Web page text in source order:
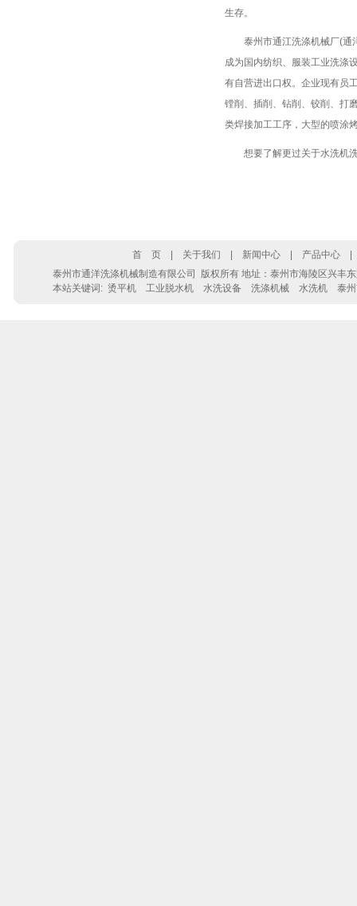
生存。
泰州市通江洗涤机械厂(通洋
成为国内纺织、服装工业洗涤
有自营进出口权。企业现有员
镗削、插削、钻削、铰削、打
类焊接加工工序，大型的喷涂
想要了解更过关于水洗机洗
首 页 关于我们 新闻中心 产品中心
泰州市通洋洗涤机械制造有限公司 版权所有 地址：泰州市海陵区兴
本站关键词: 烫平机 工业脱水机 水洗设备 洗涤机械 水洗机 泰